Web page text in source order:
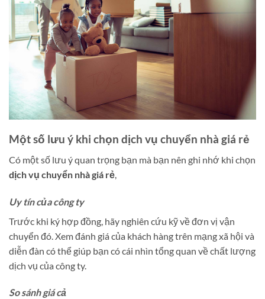
Một số lưu ý khi chọn dịch vụ chuyển nhà giá rẻ
Có một số lưu ý quan trọng bạn mà bạn nên ghi nhớ khi chọn
dịch vụ chuyển nhà giá rẻ
Uy tín của công ty
Trước khi ký hợp đồng, hãy nghiên cứu kỹ về đơn vị vận
chuyển đó. Xem đánh giá của khách hàng trên mạng xã hội và
diễn đàn có thể giúp bạn có cái nhìn tổng quan về chất lượng
dịch vụ của công ty.
So sánh giá cả